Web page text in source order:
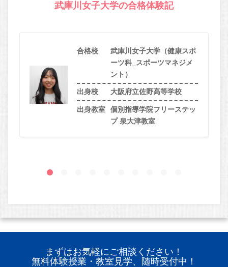
武庫川女子大学の合格体験記
合格校
武庫川女子大学（健康スポ
ーツ科_スポーツマネジメ
ント）
出身校 大阪府立佐野高等学校
出身教室
個別指導学院フリーステッ
プ 泉大津教室
まずはお気軽にご相談ください！
無料体験授業・教室見学、随時受付中！